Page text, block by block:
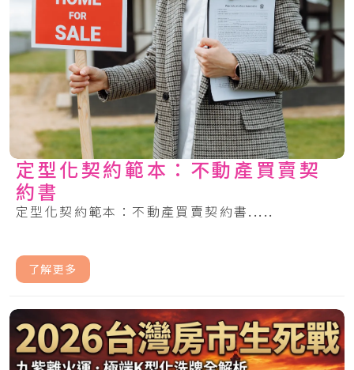
定型化契約範本：不動產買賣契
約書
定型化契約範本：不動產買賣契約書.....
了解更多